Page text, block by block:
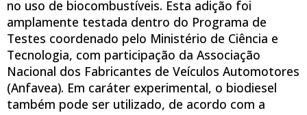
no uso de biocombustíveis. Esta adição foi
amplamente testada dentro do Programa de
Testes coordenado pelo Ministério de Ciência e
Tecnologia, com participação da Associação
Nacional dos Fabricantes de Veículos Automotores
(Anfavea). Em caráter experimental, o biodiesel
também pode ser utilizado, de acordo com a